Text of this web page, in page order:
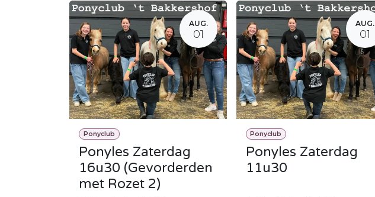
AUG.
01
Ponyclub
Ponyles Zaterdag
16u30 (Gevorderden
met Rozet 2)
AUG.
01
Ponyclub
Ponyles Zaterdag
11u30